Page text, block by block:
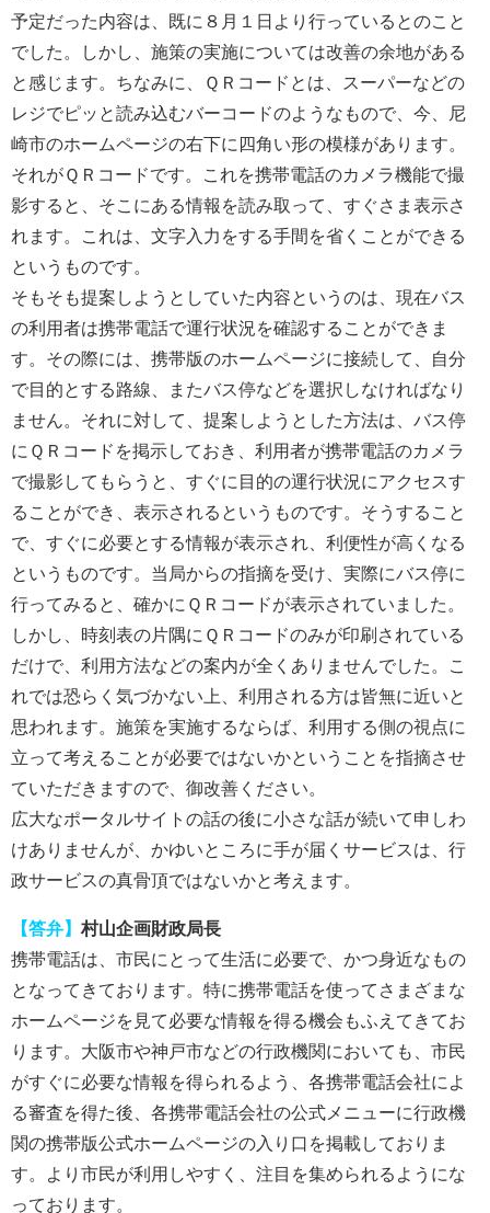
予定だった内容は、既に８月１日より行っているとのこと
でした。しかし、施策の実施については改善の余地がある
と感じます。ちなみに、ＱＲコードとは、スーパーなどの
レジでピッと読み込むバーコードのようなもので、今、尼
崎市のホームページの右下に四角い形の模様があります。
それがＱＲコードです。これを携帯電話のカメラ機能で撮
影すると、そこにある情報を読み取って、すぐさま表示さ
れます。これは、文字入力をする手間を省くことができる
というものです。
そもそも提案しようとしていた内容というのは、現在バス
の利用者は携帯電話で運行状況を確認することができま
す。その際には、携帯版のホームページに接続して、自分
で目的とする路線、またバス停などを選択しなければなり
ません。それに対して、提案しようとした方法は、バス停
にＱＲコードを掲示しておき、利用者が携帯電話のカメラ
で撮影してもらうと、すぐに目的の運行状況にアクセスす
ることができ、表示されるというものです。そうすること
で、すぐに必要とする情報が表示され、利便性が高くなる
というものです。当局からの指摘を受け、実際にバス停に
行ってみると、確かにＱＲコードが表示されていました。
しかし、時刻表の片隅にＱＲコードのみが印刷されている
だけで、利用方法などの案内が全くありませんでした。こ
れでは恐らく気づかない上、利用される方は皆無に近いと
思われます。施策を実施するならば、利用する側の視点に
立って考えることが必要ではないかということを指摘させ
ていただきますので、御改善ください。
広大なポータルサイトの話の後に小さな話が続いて申しわ
けありませんが、かゆいところに手が届くサービスは、行
政サービスの真骨頂ではないかと考えます。
【答弁】 村山企画財政局長
携帯電話は、市民にとって生活に必要で、かつ身近なもの
となってきております。特に携帯電話を使ってさまざまな
ホームページを見て必要な情報を得る機会もふえてきてお
ります。大阪市や神戸市などの行政機関においても、市民
がすぐに必要な情報を得られるよう、各携帯電話会社によ
る審査を得た後、各携帯電話会社の公式メニューに行政機
関の携帯版公式ホームページの入り口を掲載しておりま
す。より市民が利用しやすく、注目を集められるようにな
っております。